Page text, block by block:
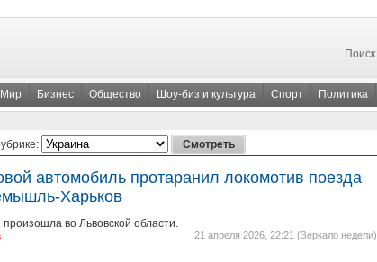
Поиск
Мир Бизнес Общество Шоу-биз и культура Спорт Политика
автомобиль протаранил локомотив поезда
Харьков
во Львовской области.
21 апреля 2026, 22:21 (Зеркало недели)